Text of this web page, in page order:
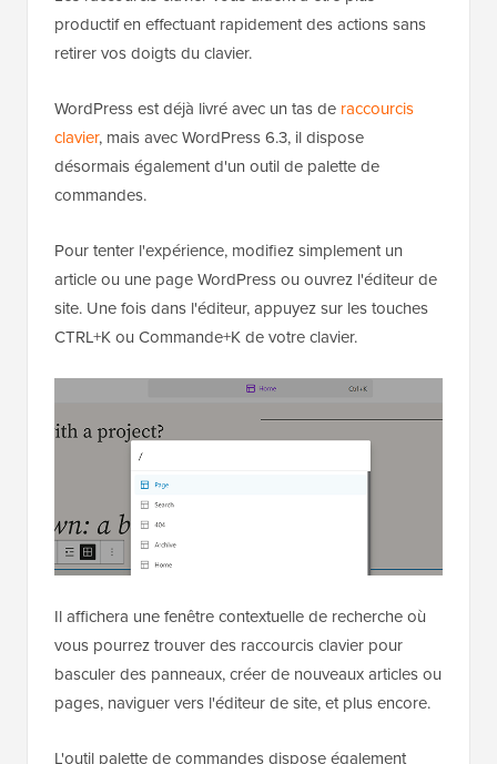
productif en effectuant rapidement des actions sans
retirer vos doigts du clavier.
WordPress est déjà livré avec un tas de raccourcis
clavier, mais avec WordPress 6.3, il dispose
désormais également d'un outil de palette de
commandes.
Pour tenter l'expérience, modifiez simplement un
article ou une page WordPress ou ouvrez l'éditeur de
site. Une fois dans l'éditeur, appuyez sur les touches
CTRL+K ou Commande+K de votre clavier.
Il affichera une fenêtre contextuelle de recherche où
vous pourrez trouver des raccourcis clavier pour
basculer des panneaux, créer de nouveaux articles ou
pages, naviguer vers l'éditeur de site, et plus encore.
L'outil palette de commandes dispose également